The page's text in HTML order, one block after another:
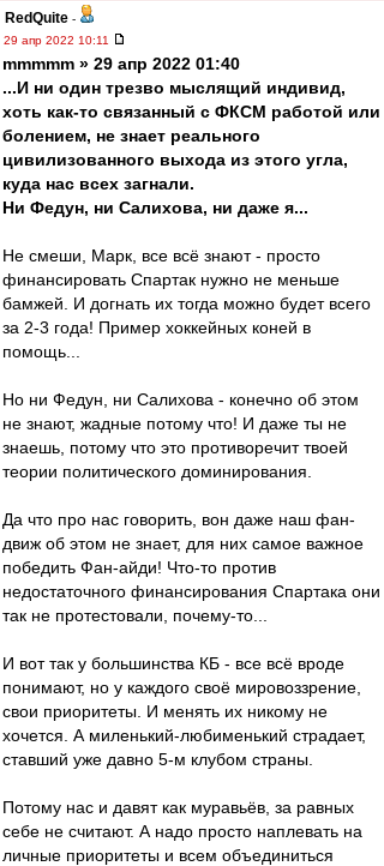
RedQuite -
29 апр 2022 10:11
mmmmm » 29 апр 2022 01:40
...И ни один трезво мыслящий индивид,
хоть как-то связанный с ФКСМ работой или
болением, не знает реального
цивилизованного выхода из этого угла,
куда нас всех загнали.
Ни Федун, ни Салихова, ни даже я...
Не смеши, Марк, все всё знают - просто
финансировать Спартак нужно не меньше
бамжей. И догнать их тогда можно будет всего
за 2-3 года! Пример хоккейных коней в
помощь...
Но ни Федун, ни Салихова - конечно об этом
не знают, жадные потому что! И даже ты не
знаешь, потому что это противоречит твоей
теории политического доминирования.
Да что про нас говорить, вон даже наш фан-
движ об этом не знает, для них самое важное
победить Фан-айди! Что-то против
недостаточного финансирования Спартака они
так не протестовали, почему-то...
И вот так у большинства КБ - все всё вроде
понимают, но у каждого своё мировоззрение,
свои приоритеты. И менять их никому не
хочется. А миленький-любименький страдает,
ставший уже давно 5-м клубом страны.
Потому нас и давят как муравьёв, за равных
себе не считают. А надо просто наплевать на
личные приоритеты и всем объединиться